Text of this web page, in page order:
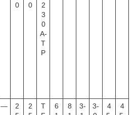
0
0
2
3
0
A-
T
P
—
2
2
T
6
8
3-
3-
4
4